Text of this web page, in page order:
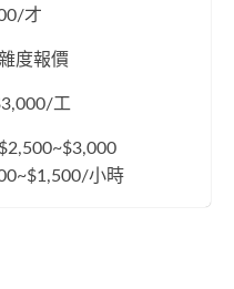
才
度報價
工
小時